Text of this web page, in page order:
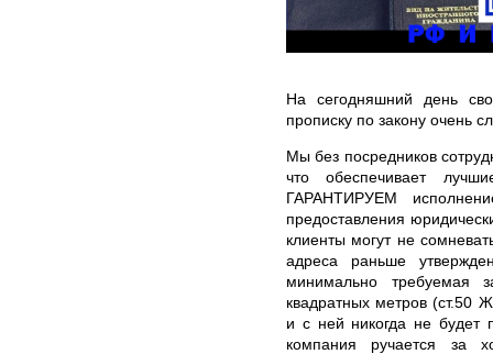
На сегодняшний день
прописку по закону очень
Мы без посредников
что обеспечивает
ГАРАНТИРУЕМ
предоставления
клиенты могут не
адреса раньше
минимально требуемая
квадратных метров (ст.50
и с ней никогда не будет
компания ручается за